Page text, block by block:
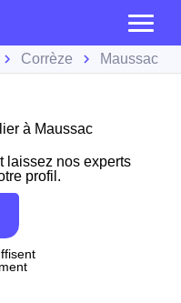
Corrèze Maussac
à Maussac
laissez nos experts
profil.